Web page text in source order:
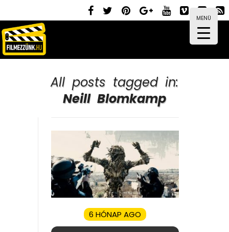
MENÜ
All posts tagged in:
Neill Blomkamp
6 HÓNAP AGO